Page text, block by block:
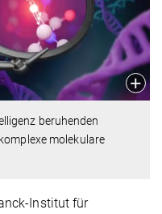
beruhenden
molekulare
Institut für